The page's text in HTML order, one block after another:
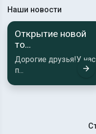
Наши новости
Открытие новой
то...
Дорогие друзья!У нас
п...
arrow_forward